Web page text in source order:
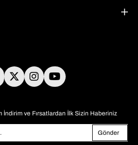
İndirim ve Fırsatlardan İlk Sizin Haberiniz
Gönder